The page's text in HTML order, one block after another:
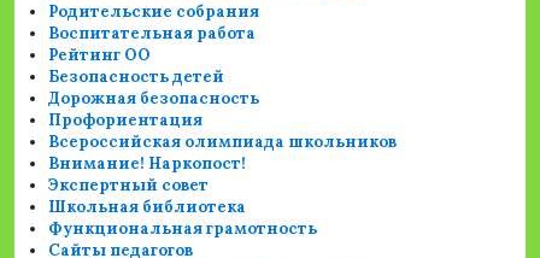
Родительские собрания
Воспитательная работа
Рейтинг ОО
Безопасность детей
Дорожная безопасность
Профориентация
Всероссийская олимпиада школьников
Внимание! Наркопост!
Экспертный совет
Школьная библиотека
Функциональная грамотность
Сайты педагогов